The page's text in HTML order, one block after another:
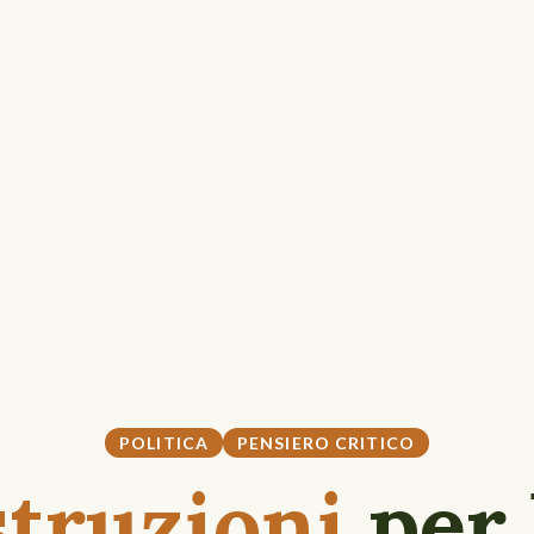
POLITICA PENSIERO CRITICO